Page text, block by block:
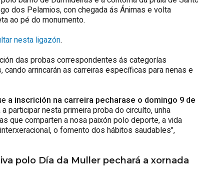
dos Pelamios, con chegada ás Ánimas e volta
ao pé do monumento.
nesta ligazón.
das probas correspondentes ás categorías
arrincarán as carreiras específicas para nenas e
a inscrición na carreira pecharase o domingo 9 de
participar nesta primeira proba do circuíto, unha
que comparten a nosa paixón polo deporte, a vida
o fomento dos hábitos saudables",
polo Día da Muller pechará a xornada